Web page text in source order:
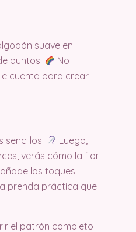
suave en
puntos.
No
cuenta para crear
sencillos.
Luego,
verás cómo la flor
los toques
prenda práctica que
el patrón completo